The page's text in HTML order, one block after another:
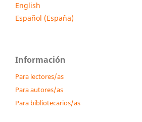
English
Español (España)
Información
Para lectores/as
Para autores/as
Para bibliotecarios/as